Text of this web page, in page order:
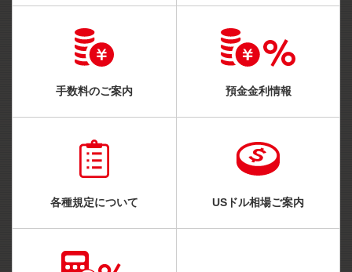
手数料のご案内 預金金利情報
各種規定について USドル相場ご案内